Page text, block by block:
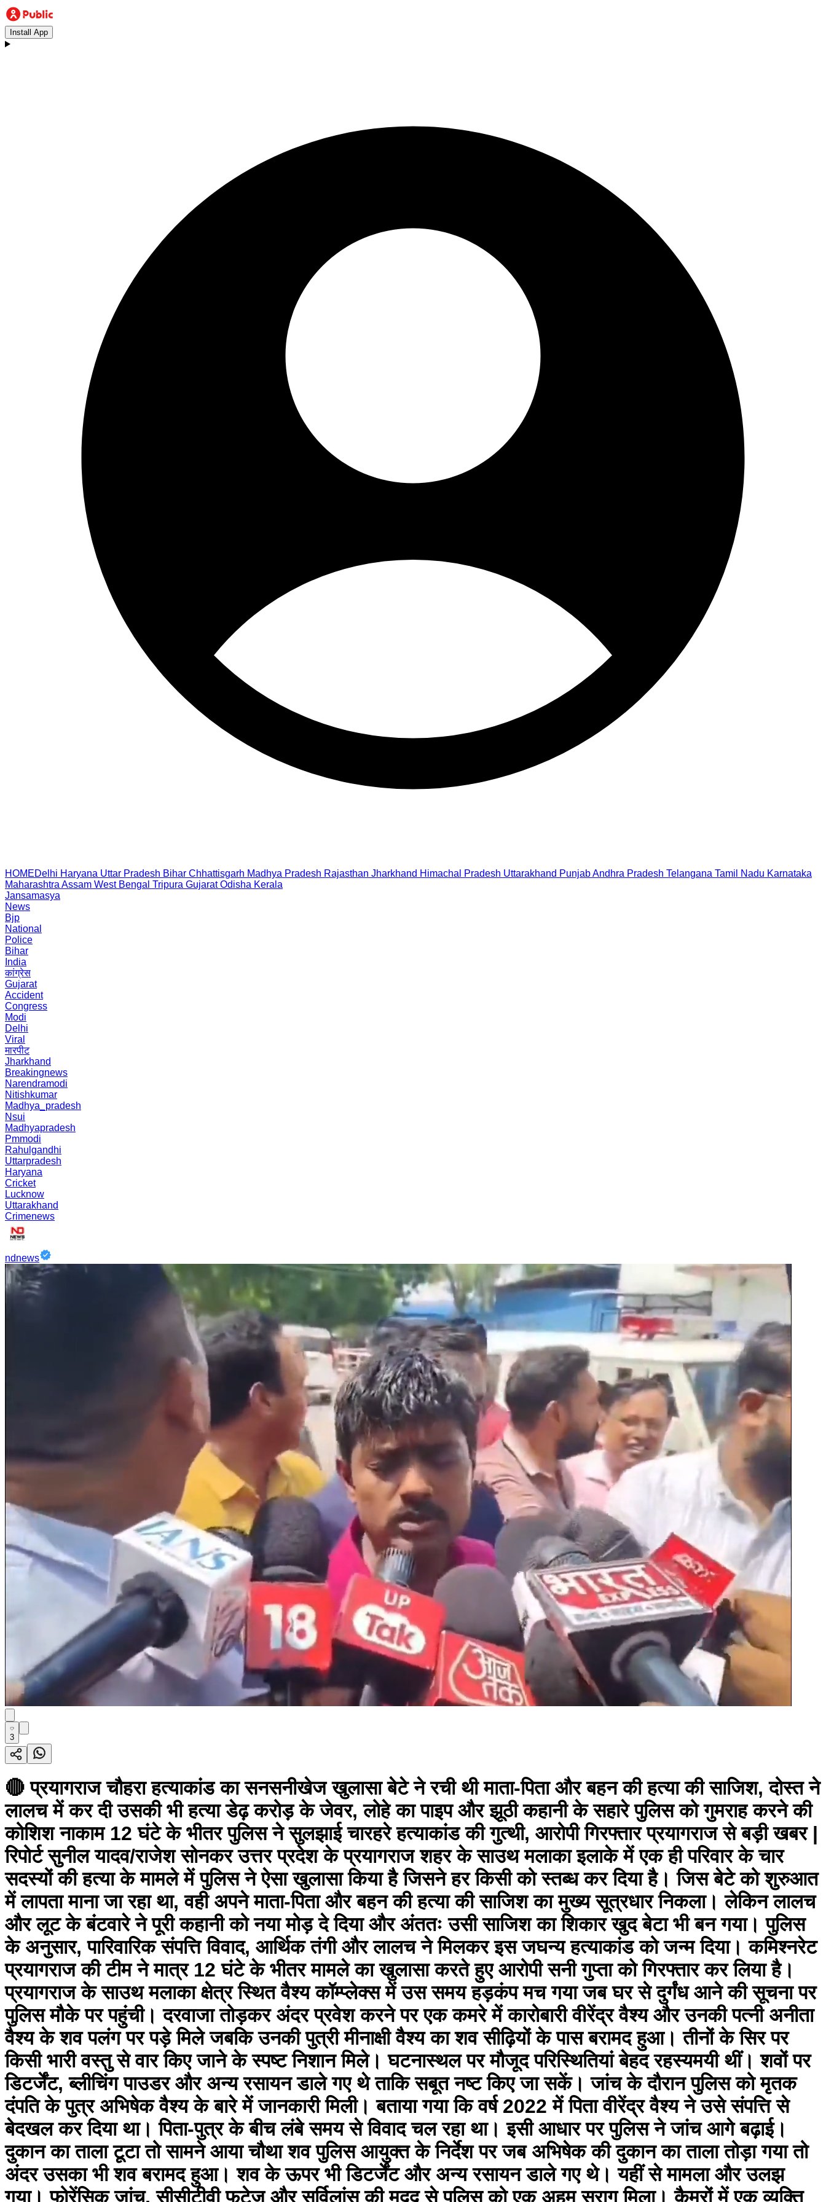
Install App
HOMEDelhi Haryana Uttar Pradesh Bihar Chhattisgarh Madhya Pradesh Rajasthan Jharkhand Himachal Pradesh Uttarakhand PunjabAndhra Pradesh Telangana Tamil Nadu Karnataka
Maharashtra Assam West Bengal Tripura Gujarat Odisha Kerala
Jansamasya
News
Bjp
National
Police
Bihar
India
कांग्रेस
Gujarat
Accident
Congress
Modi
Delhi
Viral
मारपीट
Jharkhand
Breakingnews
Narendramodi
Nitishkumar
Madhya_pradesh
Nsui
Madhyapradesh
Pmmodi
Rahulgandhi
Uttarpradesh
Haryana
Cricket
Lucknow
Uttarakhand
Crimenews
ndnews
3
🔴 प्रयागराज चौहरा हत्याकांड का सनसनीखेज खुलासा बेटे ने रची थी माता-पिता और बहन की हत्या की साजिश, दोस्त ने
लालच में कर दी उसकी भी हत्या डेढ़ करोड़ के जेवर, लोहे का पाइप और झूठी कहानी के सहारे पुलिस को गुमराह करने की
कोशिश नाकाम 12 घंटे के भीतर पुलिस ने सुलझाई चारहरे हत्याकांड की गुत्थी, आरोपी गिरफ्तार प्रयागराज से बड़ी खबर |
रिपोर्ट सुनील यादव/राजेश सोनकर उत्तर प्रदेश के प्रयागराज शहर के साउथ मलाका इलाके में एक ही परिवार के चार
सदस्यों की हत्या के मामले में पुलिस ने ऐसा खुलासा किया है जिसने हर किसी को स्तब्ध कर दिया है। जिस बेटे को शुरुआत
में लापता माना जा रहा था, वही अपने माता-पिता और बहन की हत्या की साजिश का मुख्य सूत्रधार निकला। लेकिन लालच
और लूट के बंटवारे ने पूरी कहानी को नया मोड़ दे दिया और अंततः उसी साजिश का शिकार खुद बेटा भी बन गया। पुलिस
के अनुसार, पारिवारिक संपत्ति विवाद, आर्थिक तंगी और लालच ने मिलकर इस जघन्य हत्याकांड को जन्म दिया। कमिश्नरेट
प्रयागराज की टीम ने मात्र 12 घंटे के भीतर मामले का खुलासा करते हुए आरोपी सनी गुप्ता को गिरफ्तार कर लिया है।
प्रयागराज के साउथ मलाका क्षेत्र स्थित वैश्य कॉम्प्लेक्स में उस समय हड़कंप मच गया जब घर से दुर्गंध आने की सूचना पर
पुलिस मौके पर पहुंची। दरवाजा तोड़कर अंदर प्रवेश करने पर एक कमरे में कारोबारी वीरेंद्र वैश्य और उनकी पत्नी अनीता
वैश्य के शव पलंग पर पड़े मिले जबकि उनकी पुत्री मीनाक्षी वैश्य का शव सीढ़ियों के पास बरामद हुआ। तीनों के सिर पर
किसी भारी वस्तु से वार किए जाने के स्पष्ट निशान मिले। घटनास्थल पर मौजूद परिस्थितियां बेहद रहस्यमयी थीं। शवों पर
डिटर्जेंट, ब्लीचिंग पाउडर और अन्य रसायन डाले गए थे ताकि सबूत नष्ट किए जा सकें। जांच के दौरान पुलिस को मृतक
दंपति के पुत्र अभिषेक वैश्य के बारे में जानकारी मिली। बताया गया कि वर्ष 2022 में पिता वीरेंद्र वैश्य ने उसे संपत्ति से
बेदखल कर दिया था। पिता-पुत्र के बीच लंबे समय से विवाद चल रहा था। इसी आधार पर पुलिस ने जांच आगे बढ़ाई।
दुकान का ताला टूटा तो सामने आया चौथा शव पुलिस आयुक्त के निर्देश पर जब अभिषेक की दुकान का ताला तोड़ा गया तो
अंदर उसका भी शव बरामद हुआ। शव के ऊपर भी डिटर्जेंट और अन्य रसायन डाले गए थे। यहीं से मामला और उलझ
गया। फोरेंसिक जांच, सीसीटीवी फुटेज और सर्विलांस की मदद से पुलिस को एक अहम सुराग मिला। कैमरों में एक व्यक्ति